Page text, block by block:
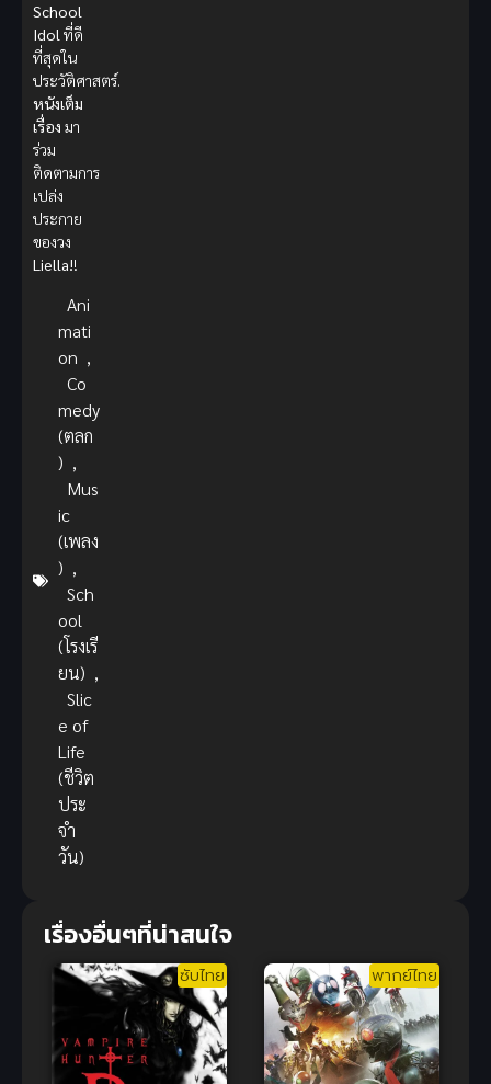
School
Idol ที่ดี
ที่สุดใน
ประวัติศาสตร์.
หนังเต็ม
เรื่อง มา
ร่วม
ติดตามการ
เปล่ง
ประกาย
ของวง
Liella!!
Ani
mati
on ,
Co
medy
(ตลก
) ,
Mus
ic
(เพลง
) ,
Sch
ool
(โรงเรี
ยน) ,
Slic
e of
Life
(ชีวิต
ประ
จำ
วัน)
เรื่องอื่นๆที่น่าสนใจ
ซับไทย พากย์ไทย